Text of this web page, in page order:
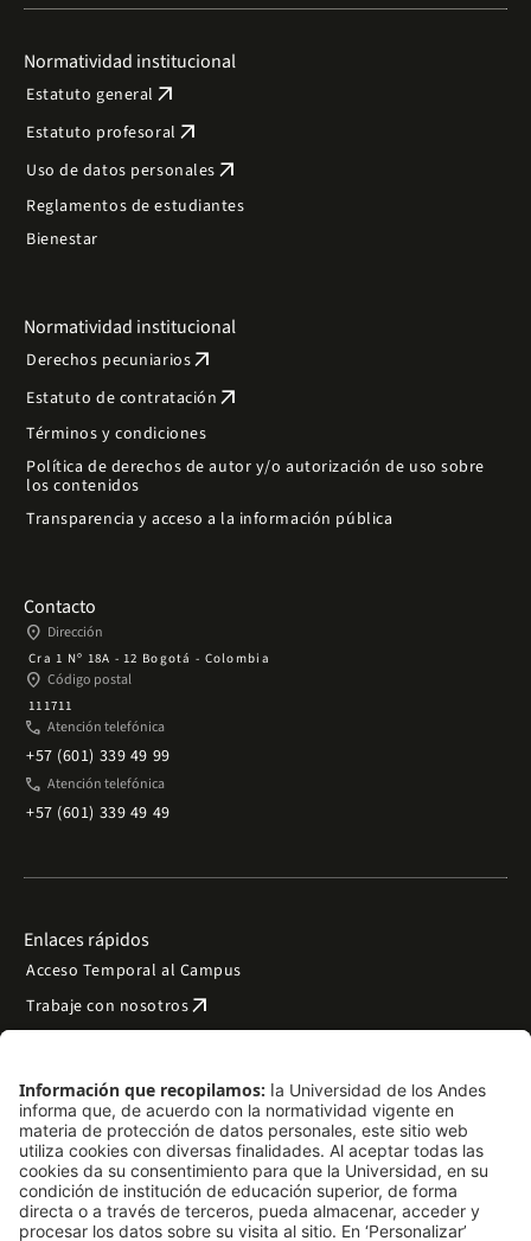
Normatividad institucional
Estatuto general arrow_outward
Estatuto profesoral arrow_outward
Uso de datos personales arrow_outward
Reglamentos de estudiantes
Bienestar
Normatividad institucional
Derechos pecuniariosarrow_outward
Estatuto de contratación arrow_outward
Términos y condiciones
Política de derechos de autor y/o autorización de uso sobre
los contenidos
Transparencia y acceso a la información pública
Contacto
place Dirección
Cra 1 Nº 18A - 12 Bogotá - Colombia
place Código postal
111711
phone Atención telefónica
+57 (601) 339 49 99
phone Atención telefónica
+57 (601) 339 49 49
Enlaces rápidos
Acceso Temporal al Campus
Trabaje con nosotrosarrow_outward
Preguntas frecuentes
Filantropía y donacionesarrow_outward
Mapa del sitio arrow_outward